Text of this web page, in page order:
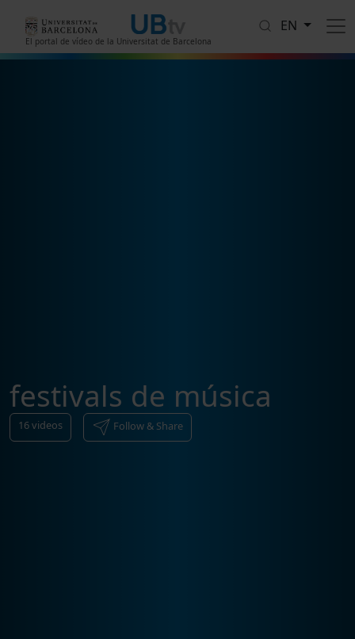
El portal de vídeo de la Universitat de Barcelona
EN
festivals de música
16videos Follow & Share